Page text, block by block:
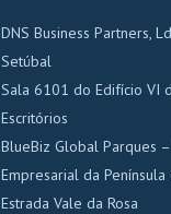
DNS Business Partners,
Setúbal
Sala 6101 do Edifício VI
Escritórios
BlueBiz Global Parques
Empresarial da
Estrada Vale da Rosa